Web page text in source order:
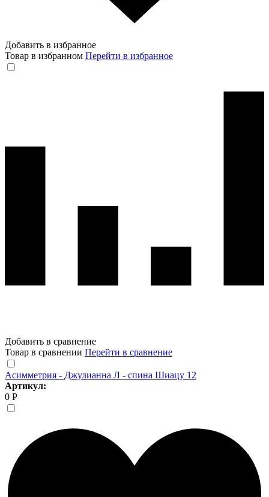
Добавить в избранное
Товар в избранном Перейти в избранное
Добавить в сравнение
Товар в сравнении Перейти в сравнение
Асимметрия - Джулианна Л - спина Шиацу 12
Артикул:
0 Р